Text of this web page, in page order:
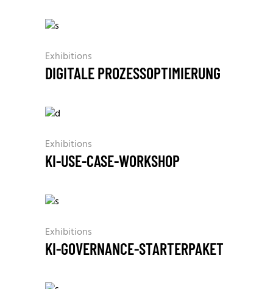
Exhibitions
DIGITALE PROZESSOPTIMIERUNG
Exhibitions
KI-USE-CASE-WORKSHOP
Exhibitions
KI-GOVERNANCE-STARTERPAKET